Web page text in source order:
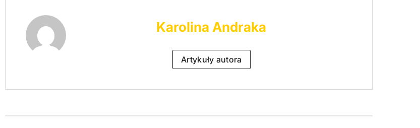
Karolina Andraka
Artykuły autora